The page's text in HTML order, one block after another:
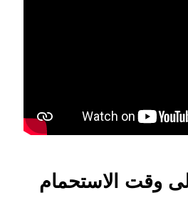
وقت الاستحمام